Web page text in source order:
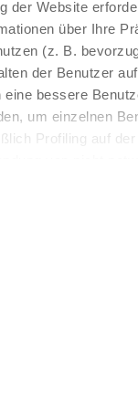
der Website
über Ihre
(z. B.
der Benutzer
bessere
um einzelnen
Profiling auf
verwenden, indem
vom
mit